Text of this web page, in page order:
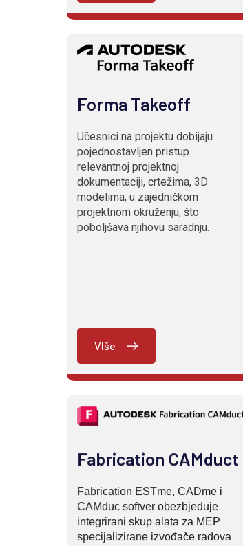
Forma Takeoff
Učesnici na projektu dobijaju
pojednostavljen pristup
relevantnoj projektnoj
dokumentaciji, crtežima, 3D
modelima, u zajedničkom
projektnom okruženju, što
poboljšava njihovu saradnju.
VIše
Fabrication CAMduct
Fabrication ESTme, CADme i
CAMduc softver obezbjeđuje
integrirani skup alata za MEP
specijalizirane izvođače radova